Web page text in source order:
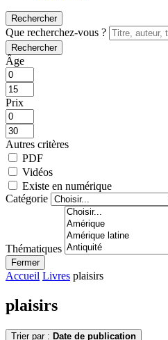
Rechercher
Que recherchez-vous ?
Rechercher
Âge
Prix
Autres critères
PDF
Vidéos
Existe en numérique
Catégorie
Thématiques
Fermer
Accueil Livres plaisirs
plaisirs
Trier par : Date de publication